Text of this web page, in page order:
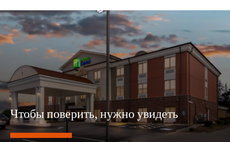
Чтобы поверить, нужно увидеть